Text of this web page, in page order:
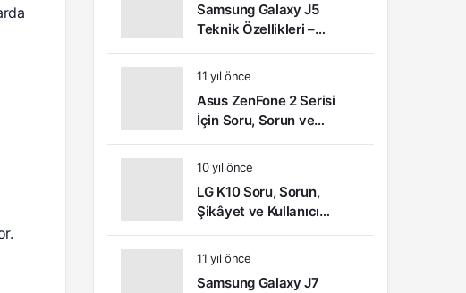
Samsung Galaxy J5
Teknik Özellikleri –
Kullanıcı Yorumları (Video
İnceleme)
11 yıl önce
Asus ZenFone 2 Serisi
İçin Soru, Sorun ve
Çözüm Önerileri
10 yıl önce
LG K10 Soru, Sorun,
Şikâyet ve Kullanıcı
Yorumları
11 yıl önce
Samsung Galaxy J7